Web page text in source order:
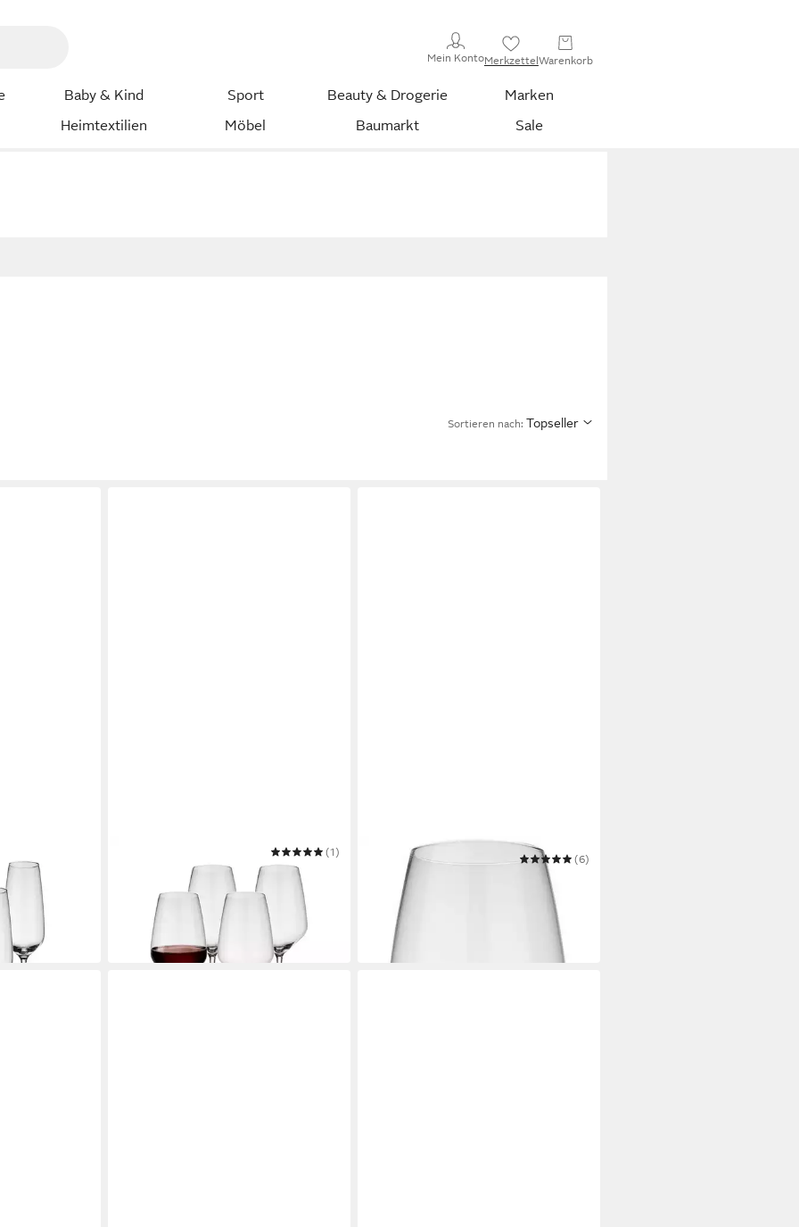
Mein KontoMerkzettelWarenkorb
Baby & Kind Sport Beauty & Drogerie
Marken
Heimtextilien Möbel Baumarkt Sale
Sortieren nach: Topseller
360
Rotweinglas Voice Basic
Rotweingläser 200 ml 4er Set
(1)
ab 27,46 €
in 2-3 Werktagen bei dir
VIVO VILLEROY & BOCH
GROUP
Rotweinglas Voice Basic
(6)
ab 25,08 €
-40%
in 2-3 Werktagen bei dir